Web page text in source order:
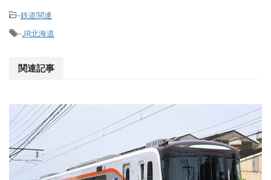
-鉄道関連
-JR北海道
関連記事